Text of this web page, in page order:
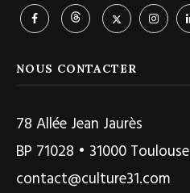
NOUS CONTACTER
78 Allée Jean Jaurès
BP 71028 • 31000 Toulouse
contact@culture31.com